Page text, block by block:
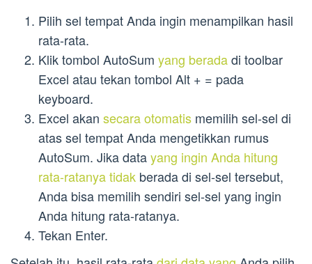
Pilih sel tempat Anda ingin menampilkan hasil
rata-rata.
Klik tombol AutoSum yang beradadi toolbar
Excel atau tekan tombol Alt + = pada
keyboard.
Excel akan secara otomatis memilih sel-sel di
atas sel tempat Anda mengetikkan rumus
AutoSum. Jika datayang ingin Anda hitung
rata-ratanya tidak berada di sel-sel tersebut,
Anda bisa memilih sendiri sel-sel yang ingin
Anda hitung rata-ratanya.
Tekan Enter.